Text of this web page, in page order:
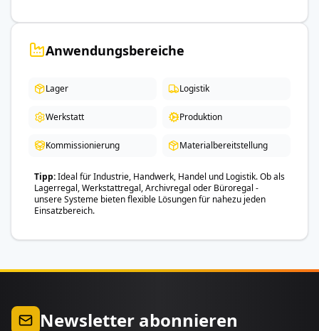
Anwendungsbereiche
Lager Logistik
Werkstatt Produktion
Kommissionierung Materialbereitstellung
Tipp Ideal für Industrie, Handwerk, Handel und Logistik. Ob als
Lagerregal, Werkstattregal, Archivregal oder Büroregal -
unsere Systeme bieten flexible Lösungen für nahezu jeden
Einsatzbereich.
Newsletter abonnieren